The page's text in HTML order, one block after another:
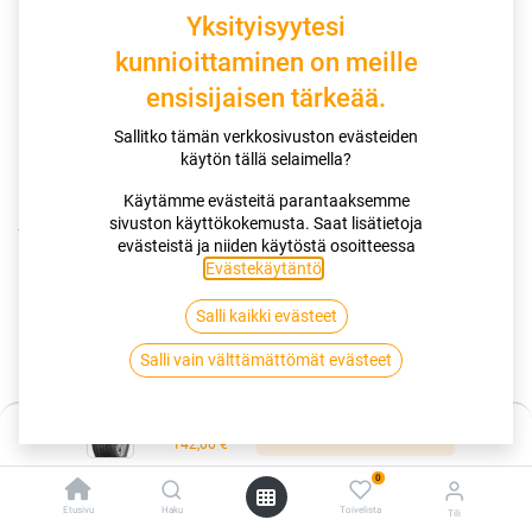
142,00€
Etusivu Haku
0
Toivelista Tili
Kauppa
185/55R15 82H GOODYEAR EFFICIENTGRIP PERFORMANCE
185/55R15 82H GOODYEAR
EFFICIENTGRIP PERFORMANCE EVR
EAN:5452000826091 Tuotekoodi:262170
142,00
Yksityisyytesi
kunnioittaminen on meille
ensisijaisen tärkeää.
Sallitko tämän verkkosivuston evästeiden
käytön tällä selaimella?
Käytämme evästeitä parantaaksemme
sivuston käyttökokemusta. Saat lisätietoja
evästeistä ja niiden käytöstä osoitteessa
Evästekäytäntö
Salli kaikki evästeet
Salli vain välttämättömät evästeet